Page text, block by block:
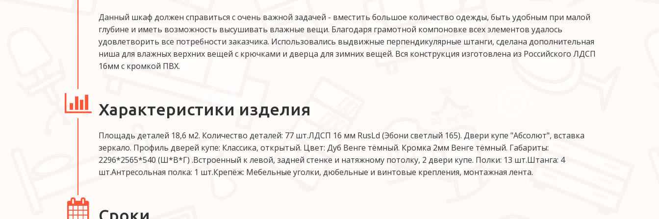
Данный шкаф должен справиться с очень важной задачей - вместить большое количество одежды, быть удобным при малой
глубине и иметь возможность высушивать влажные вещи. Благодаря грамотной компоновке всех элементов удалось
удовлетворить все потребности заказчика. Использовались выдвижные перпендикулярные штанги, сделана дополнительная
ниша для влажных верхних вещей с крючками и дверца для зимних вещей. Вся конструкция изготовлена из Российского ЛДСП
16мм с кромкой ПВХ.
Характеристики изделия
Площадь деталей 18,6 м2. Количество деталей: 77 шт.ЛДСП 16 мм RusLd (Эбони светлый 165). Двери купе "Абсолют", вставка
зеркало. Профиль дверей купе: Классика, открытый. Цвет: Дуб Венге тёмный. Кромка 2мм Венге тёмный. Габариты:
2296*2565*540 (Ш*В*Г) .Встроенный к левой, задней стенке и натяжному потолку, 2 двери купе. Полки: 13 шт.Штанга: 4
шт.Антресольная полка: 1 шт.Крепёж: Мебельные уголки, дюбельные и винтовые крепления, монтажная лента.
Сроки